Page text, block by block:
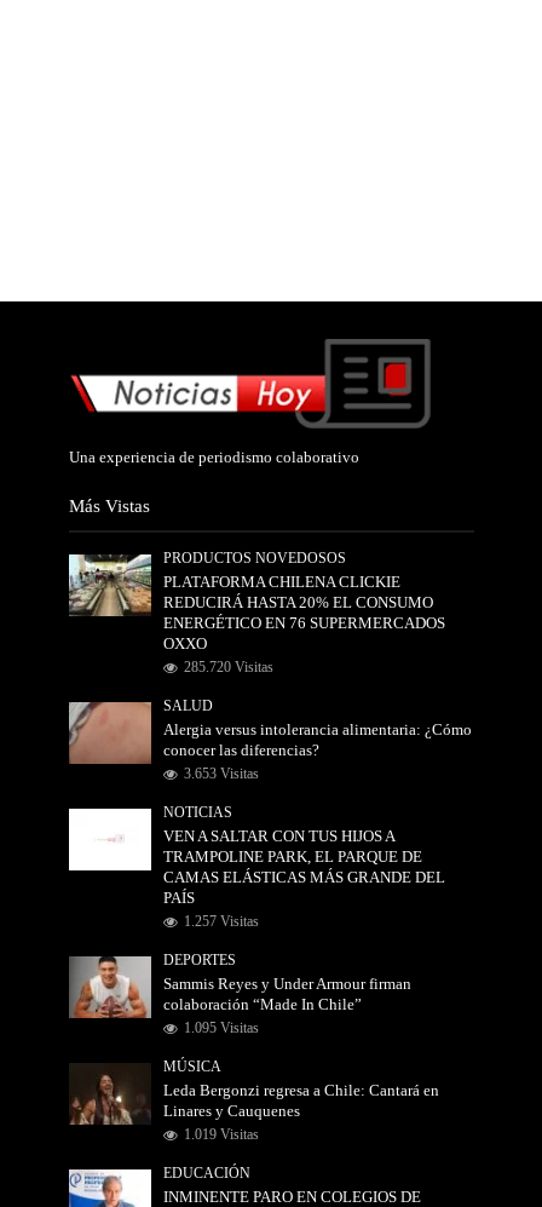
Una experiencia de periodismo colaborativo
Más Vistas
PRODUCTOS NOVEDOSOS
PLATAFORMA CHILENA CLICKIE
REDUCIRÁ HASTA 20% EL CONSUMO
ENERGÉTICO EN 76 SUPERMERCADOS
OXXO
285.720 Visitas
SALUD
Alergia versus intolerancia alimentaria: ¿Cómo
conocer las diferencias?
3.653 Visitas
NOTICIAS
VEN A SALTAR CON TUS HIJOS A
TRAMPOLINE PARK, EL PARQUE DE
CAMAS ELÁSTICAS MÁS GRANDE DEL
PAÍS
1.257 Visitas
DEPORTES
Sammis Reyes y Under Armour firman
colaboración “Made In Chile”
1.095 Visitas
MÚSICA
Leda Bergonzi regresa a Chile: Cantará en
Linares y Cauquenes
1.019 Visitas
EDUCACIÓN
INMINENTE PARO EN COLEGIOS DE